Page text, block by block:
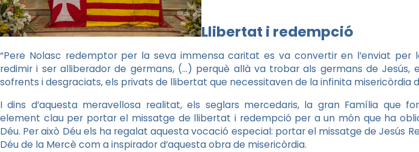
Llibertat i redempció
“Pere Nolasc redemptor per la seva immensa caritat es va convertir en l’enviat per
redimir i ser alliberador de germans, (…) perquè allà va trobar als germans de Jesús,
sofrents i desgraciats, els privats de llibertat que necessitaven de la infinita misericòrdia
I dins d’aquesta meravellosa realitat, els seglars mercedaris, la gran Família que
element clau per portar el missatge de llibertat i redempció per a un món que ha
Déu. Per això Déu els ha regalat aquesta vocació especial: portar el missatge de Jesús
Déu de la Mercè com a inspirador d’aquesta obra de misericòrdia.